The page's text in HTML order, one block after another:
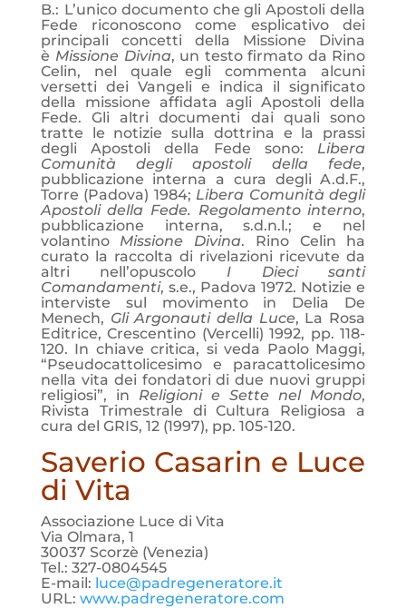
B.: L’unico documento che gli Apostoli della
Fede riconoscono come esplicativo dei
principali concetti della Missione Divina
è Missione Divina, un testo firmato da Rino
Celin, nel quale egli commenta alcuni
versetti dei Vangeli e indica il significato
della missione affidata agli Apostoli della
Fede. Gli altri documenti dai quali sono
tratte le notizie sulla dottrina e la prassi
degli Apostoli della Fede sono: Libera
Comunità degli apostoli della fede,
pubblicazione interna a cura degli A.d.F.,
Torre (Padova) 1984; Libera Comunità degli
Apostoli della Fede. Regolamento interno,
pubblicazione interna, s.d.n.l.; e nel
volantino Missione Divina. Rino Celin ha
curato la raccolta di rivelazioni ricevute da
altri nell’opuscolo I Dieci santi
Comandamenti, s.e., Padova 1972. Notizie e
interviste sul movimento in Delia De
Menech, Gli Argonauti della Luce, La Rosa
Editrice, Crescentino (Vercelli) 1992, pp. 118-
120. In chiave critica, si veda Paolo Maggi,
“Pseudocattolicesimo e paracattolicesimo
nella vita dei fondatori di due nuovi gruppi
religiosi”, in Religioni e Sette nel Mondo,
Rivista Trimestrale di Cultura Religiosa a
cura del GRIS, 12 (1997), pp. 105-120.
Saverio Casarin e Luce
di Vita
Associazione Luce di Vita
Via Olmara, 1
30037 Scorzè (Venezia)
Tel.: 327-0804545
E-mail: luce@padregeneratore.it
URL: www.padregeneratore.com